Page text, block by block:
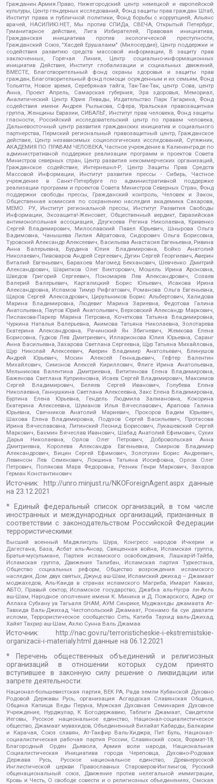
Гражданин.Армия.Право, Нижегородский центр немецкой и европейской
культуры, Центр гендерных исследований, Фонд защиты прав граждан Штаб,
Институт права и публичной политики, Фонд борьбы с коррупцией, Альянс
врачей, НАСИЛИЮ.НЕТ, Мы против СПИДа, СВЕЧА, Открытый Петербург,
Гуманитарное действие, Лига Избирателей, Правовая инициатива,
Гражданская инициатива против экологической преступности,
Гражданский Союз, "Хасдей Ерушалаим" (Милосердие), Центр поддержки и
содействия развитию средств массовой информации, В защиту прав
заключенных, Горячая Линия, Центр социально-информационных
инициатив Действие, Институт глобализации и социальных движений,
ВМЕСТЕ, Благотворительный фонд охраны здоровья и защиты прав
граждан, Благотворительный фонд помощи осужденным и их семьям, Фонд
Тольятти, Новое время, Серебряная тайга, Так-Так-Так, центр Сова, центр
Анна, Проект Апрель, Самарская губерния, Эра здоровья, Мемориал,
Аналитический Центр Юрия Левады, Издательство Парк Гагарина, Фонд
содействия имени Андрея Рылькова, Сфера, Уральская правозащитная
группа, Женщины Евразии, СИБАЛЬТ, Институт прав человека, Фонд защиты
гласности, Российский исследовательский центр по правам человека,
Дальневосточный центр развития гражданских инициатив и социального
партнерства, Пермский региональный правозащитный центр, Гражданское
действие, Центр независимых социологических исследований, Сутяжник,
АКАДЕМИЯ ПО ПРАВАМ ЧЕЛОВЕКА, Частное учреждение в Калининграде по
административной поддержке реализации программ и проектов Совета
Министров северных стран, Центр развития некоммерческих организаций,
Гражданское содействие, Интернешнл-Р, Центр Защиты Прав Средств
Массовой Информации, Институт развития прессы - Сибирь, Частное
учреждение в Санкт-Петербурге по административной поддержке
реализации программ и проектов Совета Министров Северных Стран, Фонд
поддержки свободы прессы, Гражданский контроль, Человек и Закон,
Общественная комиссия по сохранению наследия академика Сахарова,
МЕМО. РУ, Институт региональной прессы, Институт Развития Свободы
Информации, Экозащита!-Женсовет, Общественный вердикт, Евразийская
антимонопольная ассоциация, Дзугкоева Регина Николаевна, Кривенко
Сергей Владимирович, Милославский Павел Юрьевич, Шнырова Ольга
Вадимовна, Чанышева Лилия Айратовна, Сидорович Ольга Борисовна,
Туровский Александр Алексеевич, Васильева Анастасия Евгеньевна, Ривина
Анна Валерьевна, Бурдина Юлия Владимировна, Бойко Анатолий
Николаевич, Пивоваров Андрей Сергеевич, Дугин Сергей Георгиевич, Аверин
Виталий Евгеньевич, Барахоев Магомед Бекханович, Шевченко Дмитрий
Александрович, Шарипков Олег Викторович, Мошель Ирина Ароновна,
Шведов Григорий Сергеевич, Пономарев Лев Александрович, Созаев
Валерий Валерьевич, Каргалицкий Борис Юльевич, Исакова Ирина
Александровна, Исламов Тимур Рифгатович, Романова Ольга Евгеньевна,
Щаров Сергей Алексадрович, Цирульников Борис Альбертович, Халидова
Марина Владимировна, Людевиг Марина Зариевна, Федотова Галина
Анатольевна, Паутов Юрий Анатольевич, Верховский Александр Маркович,
Пислакова-Паркер Марина Петровна, Кочеткова Татьяна Владимировна,
Чуркина Наталья Валерьевна, Акимова Татьяна Николаевна, Золотарева
Екатерина Александровна, Рачинский Ян Збигневич, Жемкова Елена
Борисовна, Гудков Лев Дмитриевич, Илларионова Юлия Юрьевна, Саранг
Анна Васильевна, Захарова Светлана Сергеевна, Щур Татьяна Михайловна,
Щур Николай Алексеевич, Аверин Владимир Анатольевич, Блинушов
Андрей Юрьевич, Мосин Алексей Геннадьевич, Гефтер Валентин
Михайлович, Симонов Алексей Кириллович, Флиге Ирина Анатольевна,
Мельникова Валентина Дмитриевна, Вититинова Елена Владимировна,
Баженова Светлана Куприяновна, Исаев Сергей Владимирович, Максимов
Сергей Владимирович, Беляев Сергей Иванович, Голубева Елена
Николаевна, Ганнушкина Светлана Алексеевна, Закс Елена Владимировна,
Буртина Елена Юрьевна, Гендель Людмила Залмановна, Кокорина
Екатерина Алексеевна, Шуманов Илья Вячеславович, Арапова Галина
Юрьевна, Свечников Анатолий Мариевич, Прохоров Вадим Юрьевич,
Шахова Елена Владимировна, Подузов Сергей Васильевич, Протасова
Ирина Вячеславовна, Литинский Леонид Борисович, Лукашевский Сергей
Маркович, Бахмин Вячеслав Иванович, Шабад Анатолий Ефимович, Сухих
Дарья Николаевна, Орлов Олег Петрович, Добровольская Анна
Дмитриевна, Королева Александра Евгеньевна, Смирнов Владимир
Александрович, Вицин Сергей Ефимович, Золотухин Борис Андреевич,
Левинсон Лев Семенович, Локшина Татьяна Иосифовна, Орлов Олег
Петрович, Полякова Мара Федоровна, Резник Генри Маркович, Захаров
Герман Константинович
Источник: http://unro.minjust.ru/NKOForeignAgent.aspxданные
на23.12.2021
* Единый федеральный список организаций, в том числе
иностранных и международных организаций, признанных в
соответствии с законодательством Российской Федерации
террористическими:
Высший военный Маджлисуль Шура, Конгресс народов Ичкерии и
Дагестана, База, Асбат аль-Ансар, Священная война, Исламская группа,
Братья-мусульмане, Партия исламского освобождения, Лашкар-И-Тайба,
Исламская группа, Движение Талибан, Исламская партия Туркестана,
Общество социальных реформ, Общество возрождения исламского
наследия, Дом двух святых, Джунд аш-Шам, Исламский джихад – Джамаат
моджахедов, Аль-Каида в странах исламского Магриба, Имарат Кавказ,
АБТО, Правый сектор, Исламское государство, Джабха аль-Нусра ли-Ахль
аш-Шам, Народное ополчение имени К. Минина и Д. Пожарского, Аджр от
Аллаха Субхану уа Тагьаля SHAM, АУМ Синрике, Муджахеды джамаата Ат-
Тавхида Валь-Джихад, Чистопольский Джамаат, Рохнамо ба суи давлати
исломи, Террористическое сообщество Сеть, Катиба Таухид валь-Джихад,
Хайят Тахрир аш-Шам, Ахлю Сунна Валь Джамаа
Источник:
http://nac.gov.ru/terroristicheskie-i-ekstremistskie-
organizacii-i-materialy.html данные на06.12.2021
* Перечень общественных объединений и религиозных
организаций в отношении которых судом принято
вступившее в законную силу решение о ликвидации или
запрете деятельности:
Национал-большевистская партия, ВЕК РА, Рада земли Кубанской Духовно
Родовой Державы Русь, организация Асгардская Славянская Община,
Община Капища Веды Перуна, Мужская Духовная Семинария Духовное
Учреждение, Нурджулар, К Богодержавию, Таблиги Джамаат, Свидетели
Иеговы, Русское национальное единство, Национал-социалистическое
общество, Джамаат мувахидов, Объединенный Вилайат Кабарды, Балкарии
и Карачая, Союз славян, Ат-Такфир Валь-Хиджра, Пит Буль, Национал-
социалистическая рабочая партия России, Славянский союз, Формат-18,
Благородный Орден Дьявола, Армия воли народа, Национальная
Социалистическая Инициатива города Череповца, Духовно-Родовая
Держава Русь, Русское национальное единство, Древнерусской
Инглистической церкви Православных Староверов-Инглингов, Русский
общенациональный союз, Движение против нелегальной иммиграции,
Кровь и Честь, О свободе совести и о религиозных объединениях, Омская